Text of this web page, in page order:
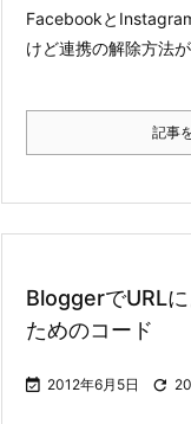
Facebookと
けど連携の解除方法
記事
BloggerでURL
ためのコード
 2012年6月5日 